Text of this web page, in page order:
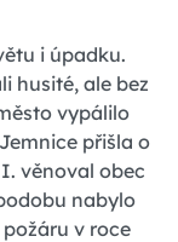
i úpadku.
husité, ale bez
vypálilo
přišla o
věnoval obec
nabylo
v roce